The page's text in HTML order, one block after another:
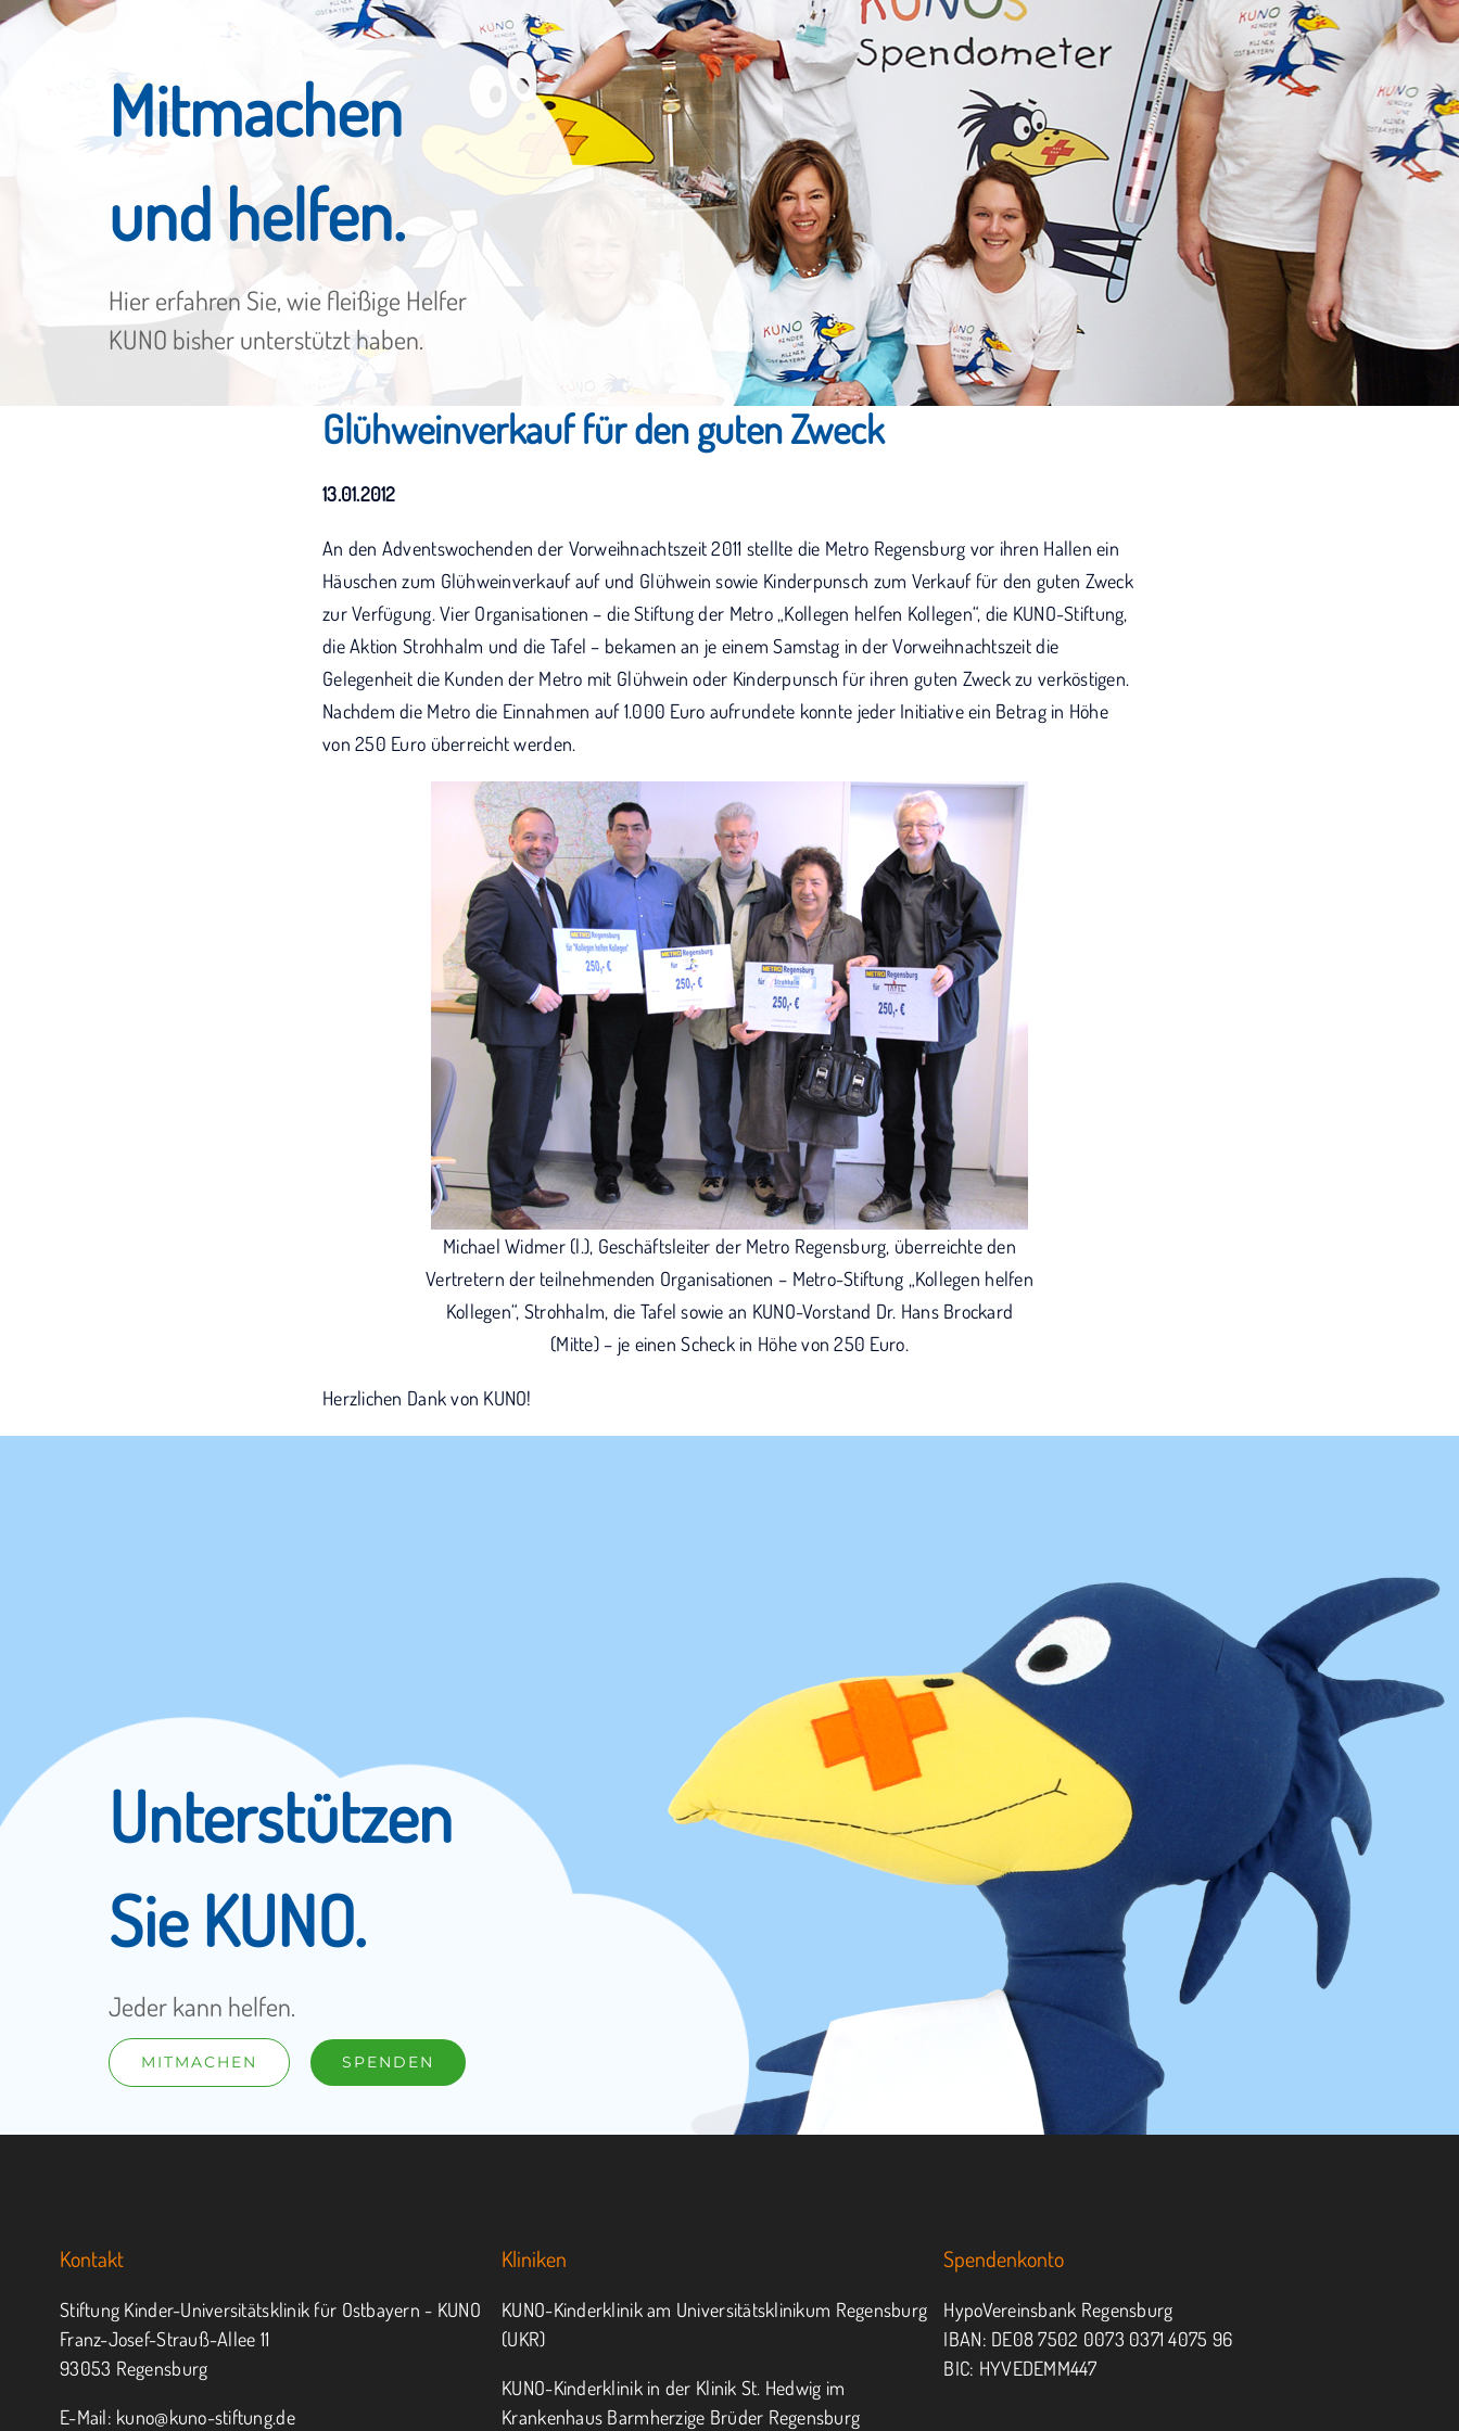
Mitmachen
und helfen.
Hier erfahren Sie, wie fleißige Helfer
KUNO bisher unterstützt haben.
Glühweinverkauf für den guten Zweck
13.01.2012
An den Adventswochenden der Vorweihnachtszeit 2011 stellte die Metro Regensburg vor ihren Hallen ein
Häuschen zum Glühweinverkauf auf und Glühwein sowie Kinderpunsch zum Verkauf für den guten Zweck
zur Verfügung. Vier Organisationen – die Stiftung der Metro „Kollegen helfen Kollegen“, die KUNO-Stiftung,
die Aktion Strohhalm und die Tafel – bekamen an je einem Samstag in der Vorweihnachtszeit die
Gelegenheit die Kunden der Metro mit Glühwein oder Kinderpunsch für ihren guten Zweck zu verköstigen.
Nachdem die Metro die Einnahmen auf 1.000 Euro aufrundete konnte jeder Initiative ein Betrag in Höhe
von 250 Euro überreicht werden.
Michael Widmer (l.), Geschäftsleiter der Metro Regensburg, überreichte den
Vertretern der teilnehmenden Organisationen – Metro-Stiftung „Kollegen helfen
Kollegen“, Strohhalm, die Tafel sowie an KUNO-Vorstand Dr. Hans Brockard
(Mitte) – je einen Scheck in Höhe von 250 Euro.
Herzlichen Dank von KUNO!
Unterstützen
Sie KUNO.
Jeder kann helfen.
MITMACHEN SPENDEN
Kontakt
Stiftung Kinder-Universitätsklinik für Ostbayern - KUNO
Franz-Josef-Strauß-Allee 11
93053 Regensburg
E-Mail: kuno@kuno-stiftung.de
Kliniken
KUNO-Kinderklinik am Universitätsklinikum Regensburg
(UKR)
KUNO-Kinderklinik in der Klinik St. Hedwig im
Krankenhaus Barmherzige Brüder Regensburg
Spendenkonto
HypoVereinsbank Regensburg
IBAN: DE08 7502 0073 0371 4075 96
BIC: HYVEDEMM447